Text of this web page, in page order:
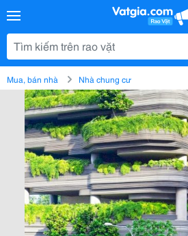
Mua, bán nhà Nhà chung cư